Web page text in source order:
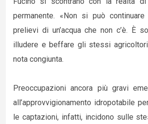
permanente. «Non si può
prelievi di un’acqua che non c’è. È
illudere e beffare gli stessi
nota congiunta.
Preoccupazioni ancora più gravi
all’approvvigionamento idropotabile
le captazioni, infatti, incidono sulle